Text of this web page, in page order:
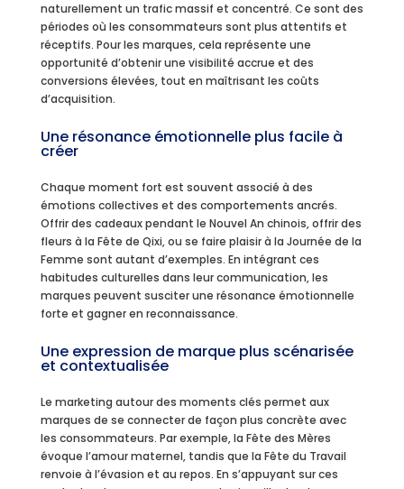
naturellement un trafic massif et concentré. Ce sont des
périodes où les consommateurs sont plus attentifs et
réceptifs. Pour les marques, cela représente une
opportunité d’obtenir une visibilité accrue et des
conversions élevées, tout en maîtrisant les coûts
d’acquisition.
Une résonance émotionnelle plus facile à
créer
Chaque moment fort est souvent associé à des
émotions collectives et des comportements ancrés.
Offrir des cadeaux pendant le Nouvel An chinois, offrir des
fleurs à la Fête de Qixi, ou se faire plaisir à la Journée de la
Femme sont autant d’exemples. En intégrant ces
habitudes culturelles dans leur communication, les
marques peuvent susciter une résonance émotionnelle
forte et gagner en reconnaissance.
Une expression de marque plus scénarisée
et contextualisée
Le marketing autour des moments clés permet aux
marques de se connecter de façon plus concrète avec
les consommateurs. Par exemple, la Fête des Mères
évoque l’amour maternel, tandis que la Fête du Travail
renvoie à l’évasion et au repos. En s’appuyant sur ces